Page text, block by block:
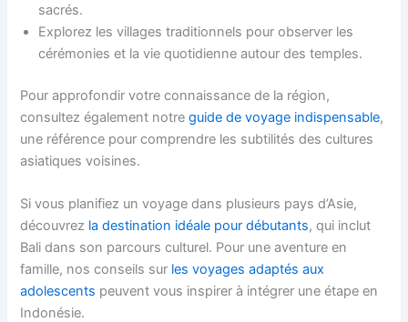
sacrés.
Explorez les villages traditionnels pour observer les
cérémonies et la vie quotidienne autour des temples.
Pour approfondir votre connaissance de la région,
consultez également notreguide de voyage indispensable,
une référence pour comprendre les subtilités des cultures
asiatiques voisines.
Si vous planifiez un voyage dans plusieurs pays d’Asie,
découvrez la destination idéale pour débutants, qui inclut
Bali dans son parcours culturel. Pour une aventure en
famille, nos conseils sur les voyages adaptés aux
adolescents peuvent vous inspirer à intégrer une étape en
Indonésie.